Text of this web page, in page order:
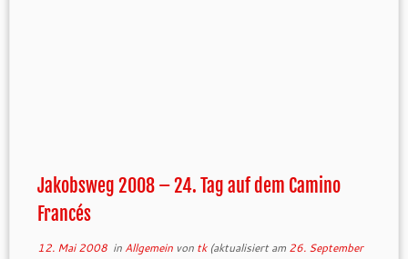
Jakobsweg 2008 – 24. Tag auf dem Camino
Francés
12. Mai 2008in Allgemein von tk(aktualisiert am 26. September